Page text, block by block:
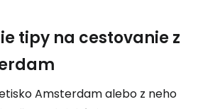
tipy na cestovanie z
Amsterdam alebo z neho